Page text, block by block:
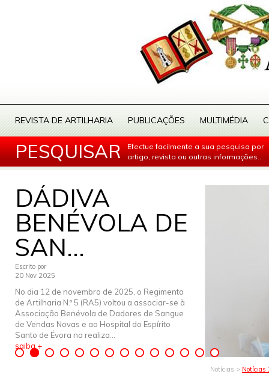
REVISTA DE ARTILHARIA PUBLICAÇÕES MULTIMÉDIA
PESQUISAR
Efectue facilmente a sua pesquisa por
artigo, revista ou outras informações...
DÁDIVA
BENÉVOLA DE
SAN...
Escrito por
20 Nov 2025
No dia 12 de novembro de 2025, o Regimento
de Artilharia N.º 5 (RA5) voltou a associar-se à
Associação Benévola de Dadores de Sangue
de Vendas Novas e ao Hospital do Espírito
Santo de Évora na realiza...
saiba +
Notícias > Notícias